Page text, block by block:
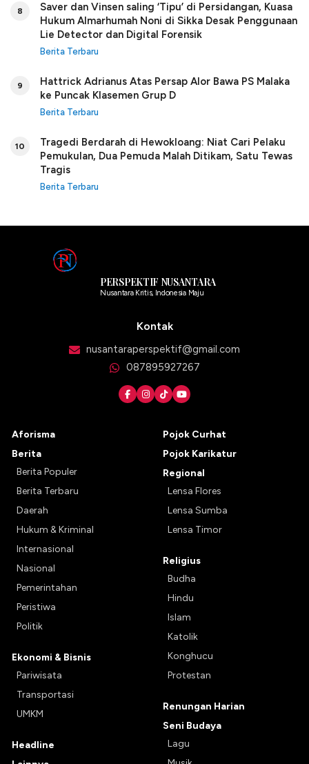
8
Saver dan Vinsen saling ‘Tipu’ di Persidangan, Kuasa
Hukum Almarhumah Noni di Sikka Desak Penggunaan
Lie Detector dan Digital Forensik
Berita Terbaru
9
Hattrick Adrianus Atas Persap Alor Bawa PS Malaka
ke Puncak Klasemen Grup D
Berita Terbaru
10
Tragedi Berdarah di Hewokloang: Niat Cari Pelaku
Pemukulan, Dua Pemuda Malah Ditikam, Satu Tewas
Tragis
Berita Terbaru
PERSPEKTIF NUSANTARA
Nusantara Kritis, Indonesia Maju
Kontak
nusantaraperspektif@gmail.com
087895927267
Aforisma
Berita
Berita Populer
Berita Terbaru
Daerah
Hukum & Kriminal
Internasional
Nasional
Pemerintahan
Peristiwa
Politik
Ekonomi & Bisnis
Pariwisata
Transportasi
UMKM
Headline
Pojok Curhat
Pojok Karikatur
Regional
Lensa Flores
Lensa Sumba
Lensa Timor
Religius
Budha
Hindu
Islam
Katolik
Konghucu
Protestan
Renungan Harian
Seni Budaya
Lagu